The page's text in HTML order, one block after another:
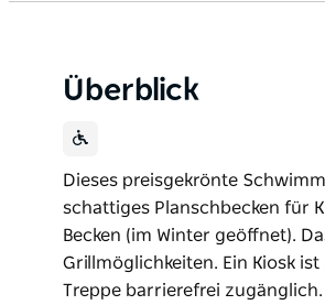
Überblick
Dieses preisgekrönte
schattiges Planschbecken für
Becken (im Winter geöffnet).
Grillmöglichkeiten. Ein Kiosk
Treppe barrierefrei